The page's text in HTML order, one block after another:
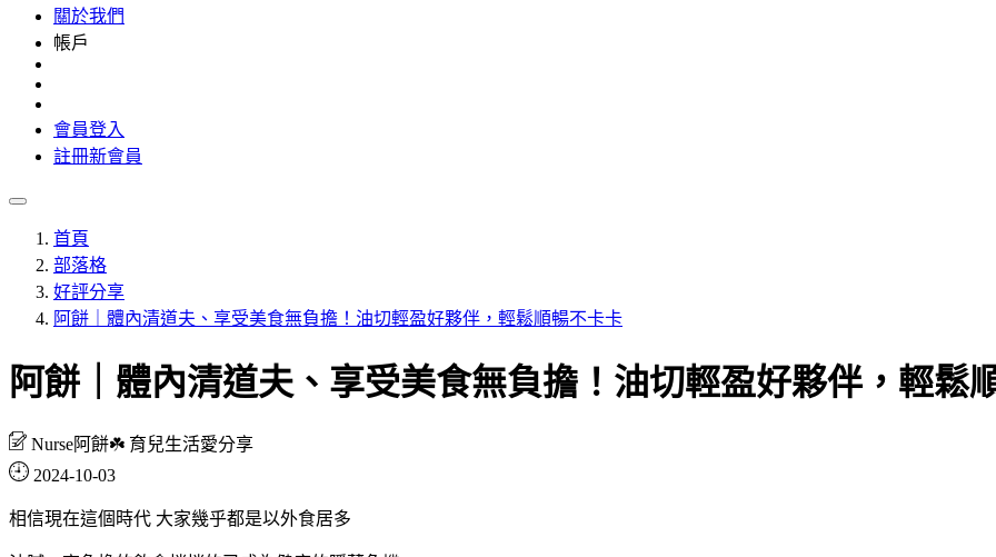
關於我們
帳戶
會員登入
註冊新會員
首頁
部落格
好評分享
阿餅｜體內清道夫、享受美食無負擔！油切輕盈好夥伴，輕鬆順暢不卡卡
阿餅｜體內清道夫、享受美食無負擔！油切輕盈好夥伴，輕鬆
Nurse阿餅☘️ 育兒生活愛分享
2024-10-03
相信現在這個時代 大家幾乎都是以外食居多